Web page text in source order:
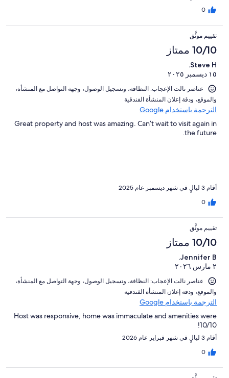
0
تقييم موثَّق
10/10 ممتاز
Steve H.
١٥ ديسمبر ٢٠٢٥
عناصر نالت الإعجاب: ⁦النظافة⁩، و⁦تسجيل الوصول⁩، و⁦جهة التواصل مع المنشأة⁩،
و⁦الموقع⁩، و⁦دقة إعلان المنشأة الفندقية⁩
الترجمة باستخدام Google
Great property and host was amazing. Can’t wait to visit again in
the future.
أقام 3 ليالٍ في شهر ديسمبر عام 2025
0
تقييم موثَّق
10/10 ممتاز
Jennifer B.
٢ مارس ٢٠٢٦
عناصر نالت الإعجاب: ⁦النظافة⁩، و⁦تسجيل الوصول⁩، و⁦جهة التواصل مع المنشأة⁩،
و⁦الموقع⁩، و⁦دقة إعلان المنشأة الفندقية⁩
الترجمة باستخدام Google
Host was responsive, home was immaculate and amenities were
10/10!
أقام 3 ليالٍ في شهر فبراير عام 2026
0